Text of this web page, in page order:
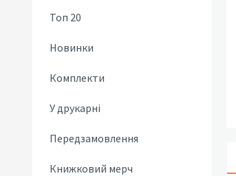
Топ 20
Новинки
Комплекти
У друкарні
Передзамовлення
Книжковий мерч